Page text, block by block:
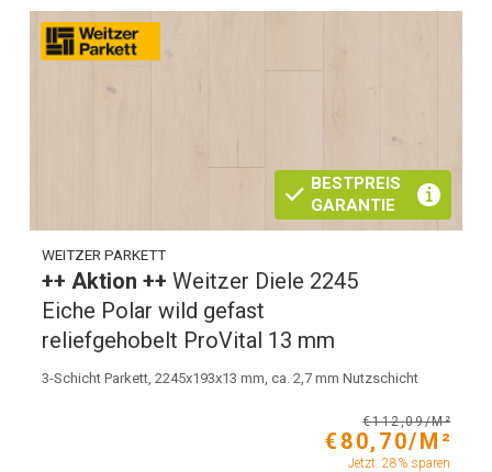
BESTPREIS
GARANTIE
WEITZER PARKETT
++ Aktion ++Weitzer Diele 2245
Eiche Polar wild gefast
reliefgehobelt ProVital 13 mm
3-Schicht Parkett, 2245x193x13 mm, ca. 2,7 mm Nutzschicht
€112,09/M²
€80,70/M²
Jetzt: 28% sparen